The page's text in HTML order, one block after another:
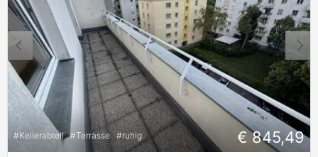
#Kellerabteil #Terrasse #ruhig € 845,49